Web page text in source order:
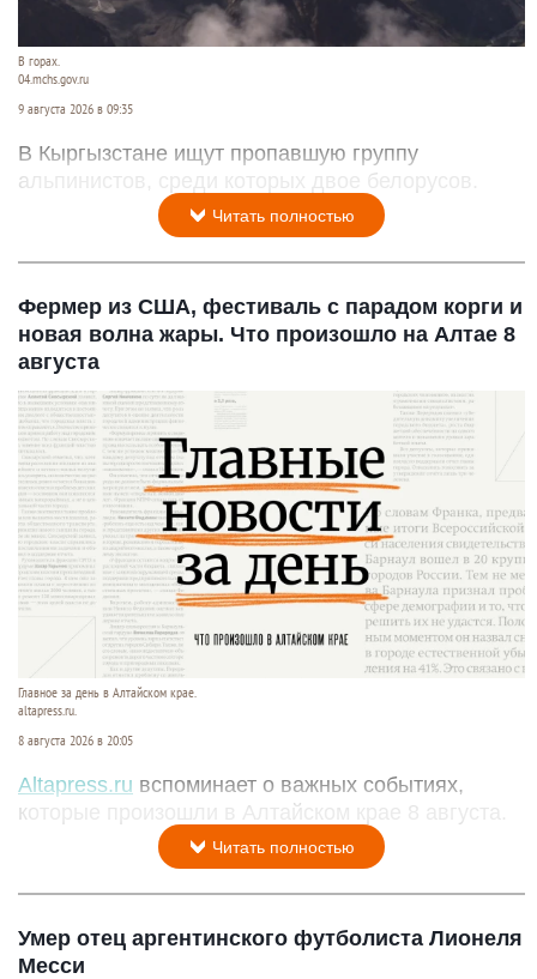
В горах.
04.mchs.gov.ru
9 августа 2026 в 09:35
В Кыргызстане ищут пропавшую группу
альпинистов, среди которых двое белорусов.
Читать полностью
Фермер из США, фестиваль с парадом корги и
новая волна жары. Что произошло на Алтае 8
августа
Главное за день в Алтайском крае.
altapress.ru.
8 августа 2026 в 20:05
Altapress.ru вспоминает о важных событиях,
которые произошли в Алтайском крае 8 августа.
Читать полностью
Умер отец аргентинского футболиста Лионеля
Месси